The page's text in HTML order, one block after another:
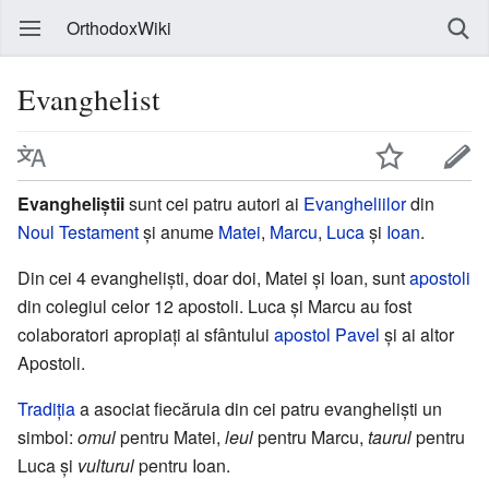
OrthodoxWiki
Evanghelist
Evangheliștiisunt cei patru autori ai Evangheliilordin
Noul Testamentși anume Matei, Marcu, Lucași Ioan.
Din cei 4 evangheliști, doar doi, Matei și Ioan, suntapostoli
din colegiul celor 12 apostoli. Luca și Marcu au fost
colaboratori apropiați ai sfântului apostol Pavel și ai altor
Apostoli.
Tradițiaa asociat fiecăruia din cei patru evangheliști un
simbol: omulpentru Matei, leulpentru Marcu, taurulpentru
Luca și vulturulpentru Ioan.